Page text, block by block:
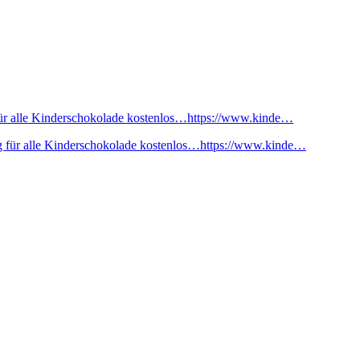
alle Kinderschokolade kostenlos…https://www.kinde…
für alle Kinderschokolade kostenlos…https://www.kinde…